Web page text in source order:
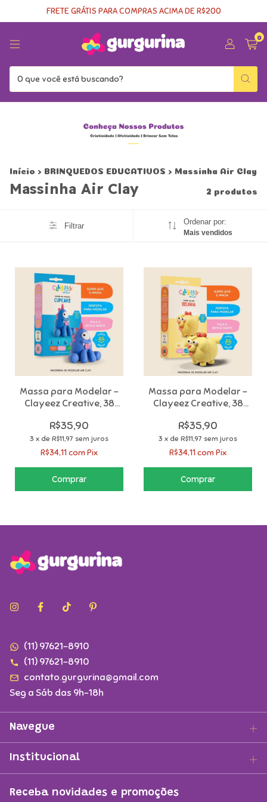
FRETE GRÁTIS PARA COMPRAS ACIMA DE R$200
0
Início > BRINQUEDOS EDUCATIVOS > Massinha Air Clay
Massinha Air Clay 2 produtos
Filtrar Ordenar por:
Mais vendidos
Massa para Modelar -
Clayeez Creative, 38
MONSTRO
R$35,90
3 x de R$11,97 sem juros
R$34,11comPix
Comprar
Massa para Modelar -
Clayeez Creative, 38
PET
R$35,90
3 x de R$11,97 sem juros
R$34,11comPix
Comprar
(11) 97621-8910
(11) 97621-8910
contato.gurgurina@gmail.com
Seg a Sáb das 9h-18h
Navegue
Institucional
Receba novidades e promoções